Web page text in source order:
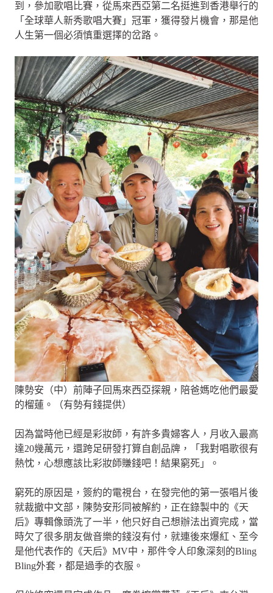
到，參加歌唱比賽，從馬來西亞第二名挺進到香港舉行的
「全球華人新秀歌唱大賽」冠軍，獲得發片機會，那是他
人生第一個必須慎重選擇的岔路。
陳勢安（中）前陣子回馬來西亞探親，陪爸媽吃他們最愛
的榴蓮。（有勢有錢提供）
因為當時他已經是彩妝師，有許多貴婦客人，月收入最高
達20幾萬元，還跨足研發打算自創品牌，「我對唱歌很有
熱忱，心想應該比彩妝師賺錢吧！結果窮死」。
窮死的原因是，簽約的電視台，在發完他的第一張唱片後
就裁撤中文部，陳勢安形同被解約，正在錄製中的《天
后》專輯像頭洗了一半，他只好自己想辦法出資完成，當
時欠了很多朋友做音樂的錢沒有付，就連後來爆紅、至今
是他代表作的《天后》MV中，那件令人印象深刻的Bling
Bling外套，都是過季的衣服。